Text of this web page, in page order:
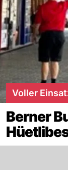
Voller
Berner